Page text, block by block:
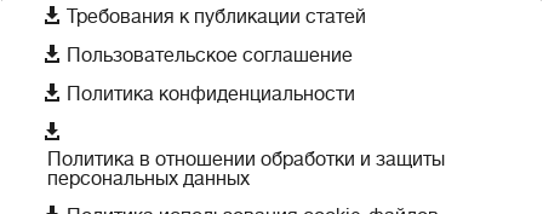
 Требования к публикации статей
 Пользовательское соглашение
 Политика конфиденциальности

Политика в отношении обработки и защиты
персональных данных